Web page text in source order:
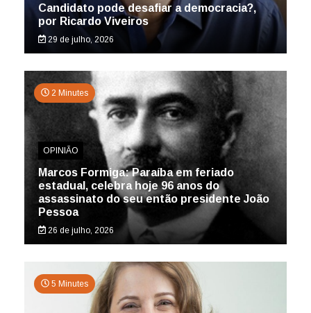
Candidato pode desafiar a democracia?,
por Ricardo Viveiros
29 de julho, 2026
2 Minutes
OPINIÃO
Marcos Formiga: Paraíba em feriado
estadual, celebra hoje 96 anos do
assassinato do seu então presidente João
Pessoa
26 de julho, 2026
5 Minutes